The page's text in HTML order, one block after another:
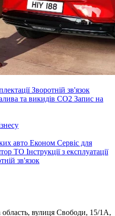
Зворотній зв'язок
та викидів СО2 Запис на
авто Економ Сервіс для
ТО Інструкції з експлуатації
зв'язок
вулиця Свободи, 15/1А,